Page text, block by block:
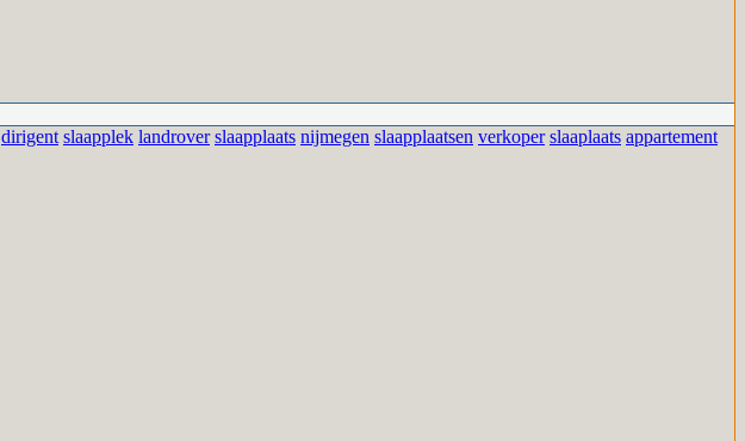
dirigent slaapplek landrover slaapplaats nijmegen slaapplaatsen verkoper slaaplaats appartement